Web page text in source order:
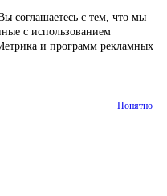
соглашаетесь с тем, что мы
с использованием
и программ рекламных
Понятно